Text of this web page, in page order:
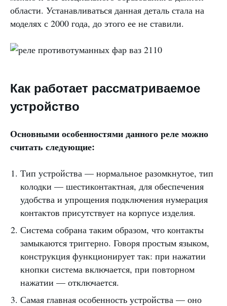
области. Устанавливаться данная деталь стала на
моделях с 2000 года, до этого ее не ставили.
Как работает рассматриваемое
устройство
Основными особенностями данного реле можно
считать следующие:
Тип устройства — нормальное разомкнутое, тип
колодки — шестиконтактная, для обеспечения
удобства и упрощения подключения нумерация
контактов присутствует на корпусе изделия.
Система собрана таким образом, что контакты
замыкаются триггерно. Говоря простым языком,
конструкция функционирует так: при нажатии
кнопки система включается, при повторном
нажатии — отключается.
Самая главная особенность устройства — оно